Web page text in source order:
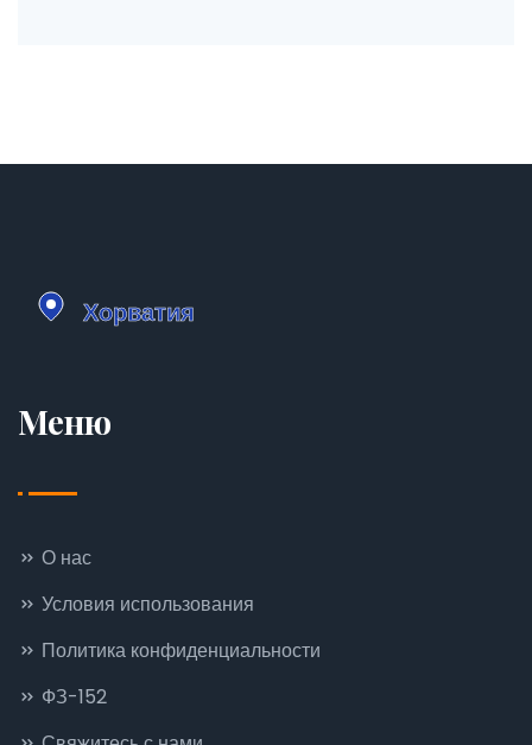
Меню
О нас
Условия использования
Политика конфиденциальности
ФЗ-152